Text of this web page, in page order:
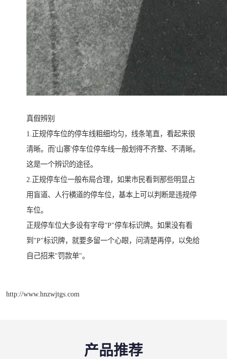
真假辨别
1.正规停车位的停车线粗细均匀，线条笔直，看起来很
清晰。而'山寨'停车位停车线一般划得不齐整、不清晰。
这是一个辨识的途径。
2.正规停车位一般布局合理，如果市民看到那些明显占
用盲道、人行横道的停车位，基本上可以判断是违规停
车位。
正规停车位大多设有字母"P"停车标识牌。如果没有看
到"P"标识牌，就要多留一个心眼，问清楚再停，以免给
自己招来"罚款单"。
http://www.hnzwjtgs.com
产品推荐